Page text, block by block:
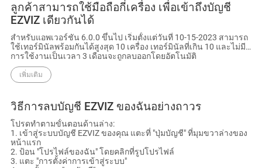
ลูกค้าสามารถใช้มือถือกี่เครื่อง เพื่อเข้าถึงบัญชี
EZVIZ เดียวกันได้
สำหรับแอพเวอร์ชัน 6.0.0 ขึ้นไป เริ่มตั้งแต่วันที่ 10-15-2023 สามารถ
ใช้เทอร์มินัลพร้อมกันได้สูงสุด 10 เครื่อง เทอร์มินัลที่เกิน 10 และไม่มี
การใช้งานเป็นเวลา 3 เดือนจะถูกลบออกโดยอัตโนมัติ
เพิ่มเติม
วิธีการลบบัญชี EZVIZ ของฉันอย่างถาวร
โปรดทําตามขั้นตอนด้านล่าง:
1. เข้าสู่ระบบบัญชี EZVIZ ของคุณ แตะที่ "ปุ่มบัญชี" ที่มุมขวาล่างของ
หน้าแรก
2. ป้อน "โปรไฟล์ของฉัน" โดยคลิกที่รูปโปรไฟล์
3. แตะ "การตั้งค่าการเข้าสู่ระบบ"